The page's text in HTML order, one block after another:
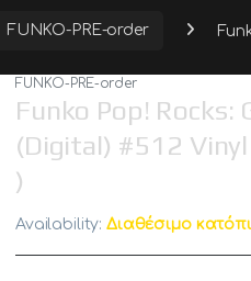
FUNKO-PRE-order
FUNKO-PRE-order
Funko Pop! Rocks:
(Digital) #512
)
Availability:Διαθέσιμο